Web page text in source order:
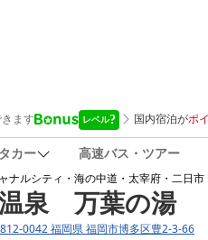
カー 高速バス・ツアー
ナルシティ・海の中道・太宰府・二日市
泉 万葉の湯
812-0042 福岡県 福岡市博多区豊2-3-66